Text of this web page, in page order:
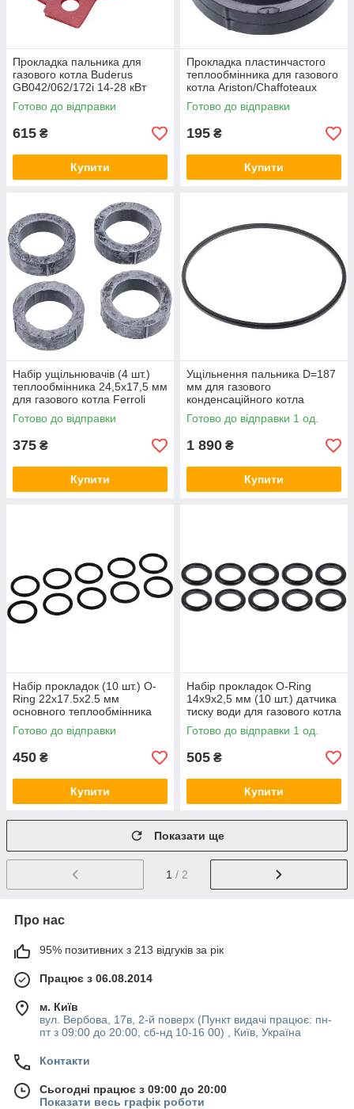
Прокладка пальника для
газового котла Buderus
GB042/062/172i 14-28 кВт
87110043250
Готово до відправки
615 ₴
Купити
Прокладка пластинчастого
теплообмінника для газового
котла Ariston/Chaffoteaux
65104334
Готово до відправки
195 ₴
Купити
Набір ущільнювачів (4 шт.)
теплообмінника 24,5x17,5 мм
для газового котла Ferroli
39841660
Готово до відправки
375 ₴
Купити
Ущільнення пальника D=187
мм для газового
конденсаційного котла
Viessmann 19-35 кВт 7836177
Готово до відправки 1 од.
1 890 ₴
Купити
Набір прокладок (10 шт.) O-
Ring 22x17.5x2.5 мм
основного теплообмінника
для газового котла
Baxi/Westen 711230600
Готово до відправки
450 ₴
Купити
Набір прокладок O-Ring
14х9х2,5 мм (10 шт.) датчика
тиску води для газового котла
Vaillant 178993
Готово до відправки 1 од.
505 ₴
Купити
Показати ще
1 / 2
Про нас
95% позитивних з 213 відгуків за рік
Працює з 06.08.2014
м. Київ
вул. Вербова, 17в, 2-й поверх (Пункт видачі працює: пн-
пт з 09:00 до 20:00, сб-нд 10-16 00) , Київ, Україна
Контакти
Сьогодні працює з 09:00 до 20:00
Показати весь графік роботи